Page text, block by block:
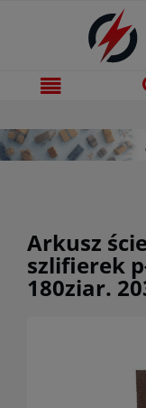
Arkusz
szlifierek
180ziar.